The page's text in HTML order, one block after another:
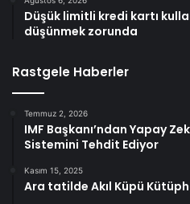
Düşük limitli kredi kartı
düşünmek zorunda
Rastgele Haberler
Temmuz 2, 2026
IMF Başkanı’ndan Yapay
Sistemini Tehdit Ediyor
Kasım 15, 2025
Ara tatilde Akıl Küpü